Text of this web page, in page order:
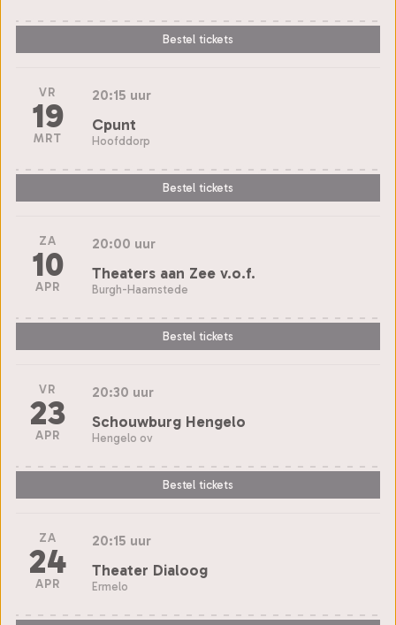
Bestel tickets
VR
19
MRT
20:15 uur
Cpunt
Hoofddorp
Bestel tickets
ZA
10
APR
20:00 uur
Theaters aan Zee v.o.f.
Burgh-Haamstede
Bestel tickets
VR
23
APR
20:30 uur
Schouwburg Hengelo
Hengelo ov
Bestel tickets
ZA
24
APR
20:15 uur
Theater Dialoog
Ermelo